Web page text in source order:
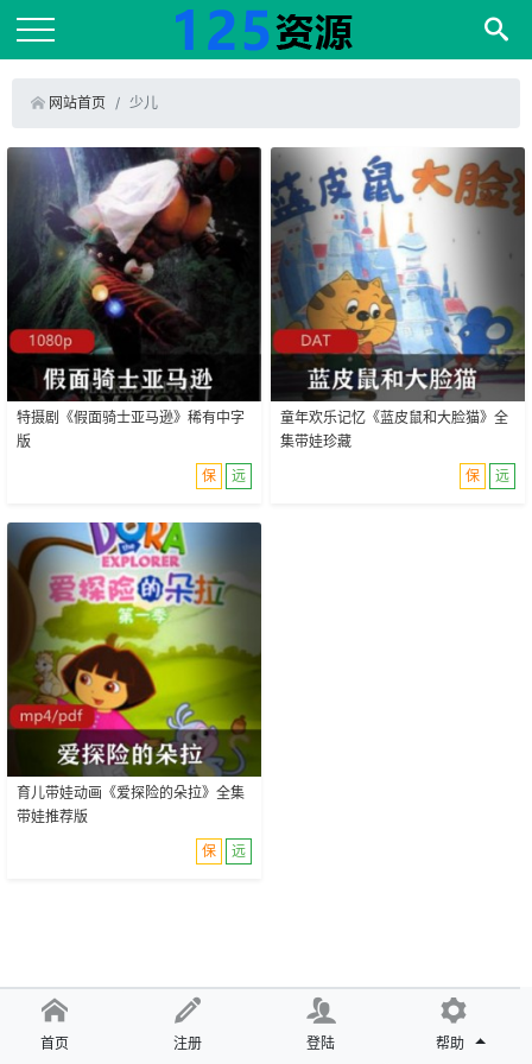
网站首页 少儿
特摄剧《假面骑士亚马逊》稀有中字
版
保
远
童年欢乐记忆《蓝皮鼠和大脸猫》全
集带娃珍藏
保
远
育儿带娃动画《爱探险的朵拉》全集
带娃推荐版
保
远
首页 注册 登陆 帮助